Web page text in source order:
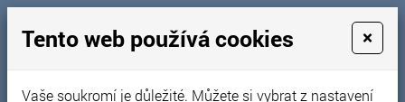
Tento web používá cookies ×
Vaše soukromí je důležité. Můžete si vybrat z nastavení